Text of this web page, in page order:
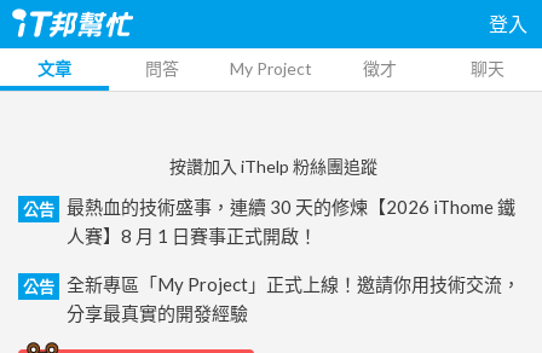
登入
文章 問答 My Project 徵才 聊天
按讚加入 iThelp 粉絲團追蹤
公告
最熱血的技術盛事，連續 30 天的修煉【2026 iThome 鐵
人賽】8 月 1 日賽事正式開啟！
公告
全新專區「My Project」正式上線！邀請你用技術交流，
分享最真實的開發經驗